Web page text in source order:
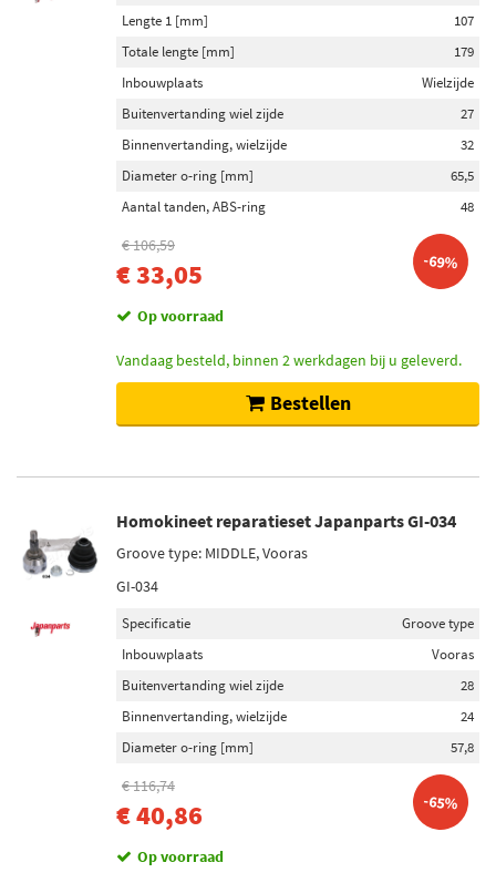
Lengte 1 [mm]
107
Totale lengte [mm]
179
Inbouwplaats
Wielzijde
Buitenvertanding wiel zijde
27
Binnenvertanding, wielzijde
32
Diameter o-ring [mm]
65,5
Aantal tanden, ABS-ring
48
€ 106,59
€ 33,05 -69%
Op voorraad
Vandaag besteld, binnen 2 werkdagen bij u geleverd.
Bestellen
Homokineet reparatieset Japanparts GI-034
Groove type: MIDDLE, Vooras
GI-034
Specificatie
Groove type
Inbouwplaats
Vooras
Buitenvertanding wiel zijde
28
Binnenvertanding, wielzijde
24
Diameter o-ring [mm]
57,8
€ 116,74
€ 40,86 -65%
Op voorraad